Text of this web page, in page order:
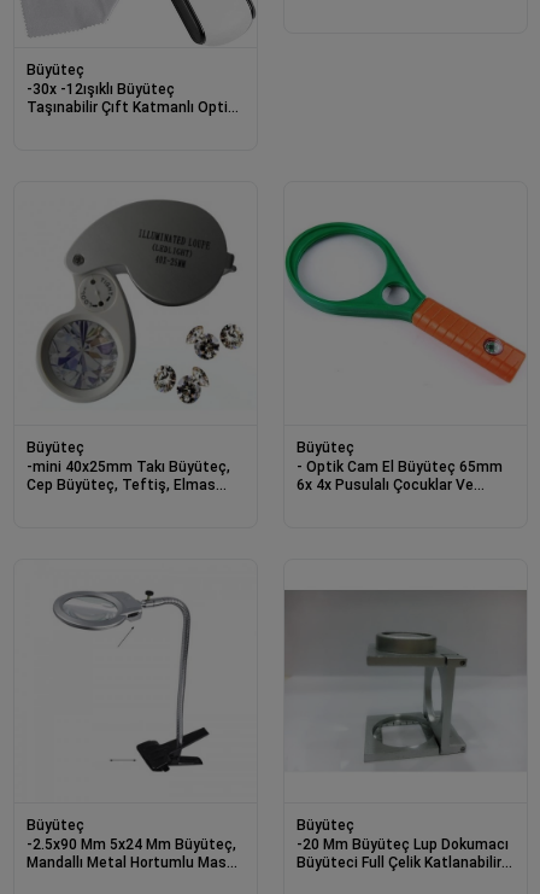
Büyüteç
-30x -12ışıklı Büyüteç
Taşınabilir Çıft Katmanlı Optik
Büyüteç
-mini 40x25mm Takı Büyüteç,
Cep Büyüteç, Teftiş, Elmas
Büyüteç
- Optik Cam El Büyüteç 65mm
6x 4x Pusulalı Çocuklar Ve
Büyüteç
-2.5x90 Mm 5x24 Mm Büyüteç,
Mandallı Metal Hortumlu Masa
Büyüteç
-20 Mm Büyüteç Lup Dokumacı
Büyüteci Full Çelik Katlanabilir